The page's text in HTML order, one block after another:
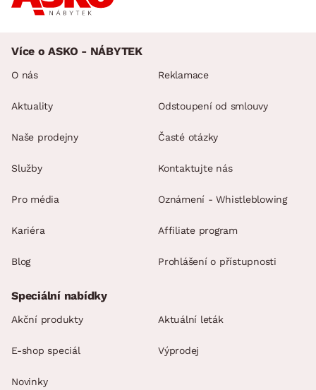
Více o ASKO - NÁBYTEK
O nás
Aktuality
Naše prodejny
Služby
Pro média
Kariéra
Blog
Reklamace
Odstoupení od smlouvy
Časté otázky
Kontaktujte nás
Oznámení - Whistleblowing
Affiliate program
Prohlášení o přístupnosti
Speciální nabídky
Akční produkty Aktuální leták
E-shop speciál Výprodej
Novinky